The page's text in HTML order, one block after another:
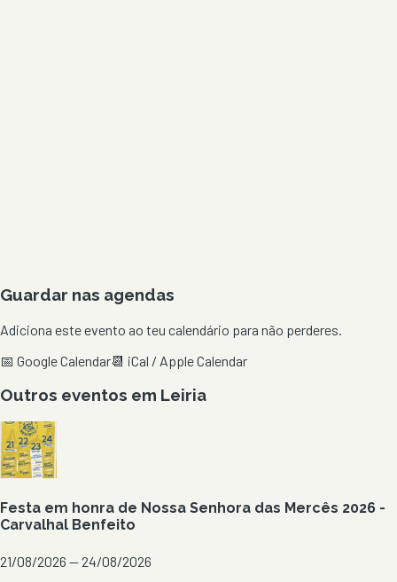
Guardar nas agendas
Adiciona este evento ao teu calendário para não perderes.
📅 Google Calendar📆 iCal / Apple Calendar
Outros eventos em Leiria
Festa em honra de Nossa Senhora das Mercês 2026 -
Carvalhal Benfeito
21/08/2026 — 24/08/2026